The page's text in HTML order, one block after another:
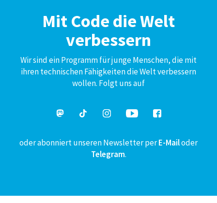
Mit Code die Welt
verbessern
Wir sind ein Programm für junge Menschen, die mit
ihren technischen Fähigkeiten die Welt verbessern
wollen. Folgt uns auf
oder abonniert unseren Newsletter perE-Mailoder
Telegram.